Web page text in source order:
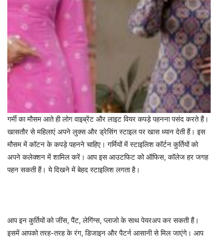
गर्मी का मौसम आते ही लोग वाइब्रेंट और लाइट वियर कपड़े पहनना पसंद करते हैं।
खासतौर से महिलाएं अपने लुक्स और ड्रेसिंग स्टाइल पर खास ध्यान देती हैं। इस
मौसम में कॉटन के कपड़े पहनने चाहिए। गर्मियों में स्टाइलिश कॉर्टन कुर्तियों को
अपने कलेक्शन में शामिल करें। आप इस आउटफिट को ऑफिस, कॉलेज हर जगह
पहन सकती हैं। ये दिखने में बेहद स्टाइलिश लगता है।
आप इन कुर्तियों को जींस, पैंट, लेगिंग्स, प्लाजो के साथ पेयरअप कर सकती हैं।
इसमें आपको तरह-तरह के रंग, डिजाइन और पैटर्न आसानी से मिल जाएंगे। आप